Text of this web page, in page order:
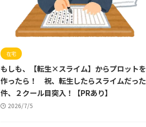
在宅
もしも、【転生×スライム】からプロットを
作ったら！ 祝、転生したらスライムだった
件、２クール目突入！【PRあり】
2026/7/5